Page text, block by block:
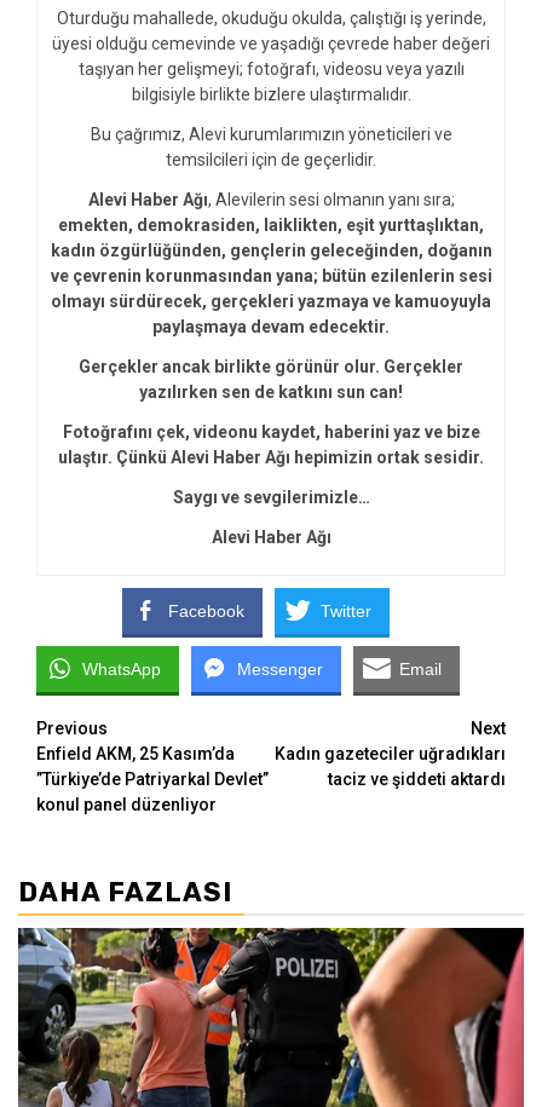
Oturduğu mahallede, okuduğu okulda, çalıştığı iş yerinde,
üyesi olduğu cemevinde ve yaşadığı çevrede haber değeri
taşıyan her gelişmeyi; fotoğrafı, videosu veya yazılı
bilgisiyle birlikte bizlere ulaştırmalıdır.
Bu çağrımız, Alevi kurumlarımızın yöneticileri ve
temsilcileri için de geçerlidir.
Alevi Haber Ağı, Alevilerin sesi olmanın yanı sıra;
emekten, demokrasiden, laiklikten, eşit yurttaşlıktan,
kadın özgürlüğünden, gençlerin geleceğinden, doğanın
ve çevrenin korunmasından yana; bütün ezilenlerin sesi
olmayı sürdürecek, gerçekleri yazmaya ve kamuoyuyla
paylaşmaya devam edecektir.
Gerçekler ancak birlikte görünür olur. Gerçekler
yazılırken sen de katkını sun can!
Fotoğrafını çek, videonu kaydet, haberini yaz ve bize
ulaştır. Çünkü Alevi Haber Ağı hepimizin ortak sesidir.
Saygı ve sevgilerimizle…
Alevi Haber Ağı
Facebook Twitter
WhatsApp Messenger Email
Continue
Reading
Previous
Enfield AKM, 25 Kasım’da
”Türkiye’de Patriyarkal Devlet”
konul panel düzenliyor
Next
Kadın gazeteciler uğradıkları
taciz ve şiddeti aktardı
DAHA FAZLASI